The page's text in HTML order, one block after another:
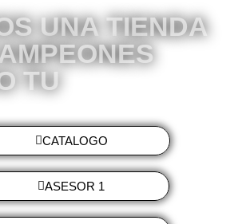
UNA TIENDA
TU
CATALOGO
ASESOR 1